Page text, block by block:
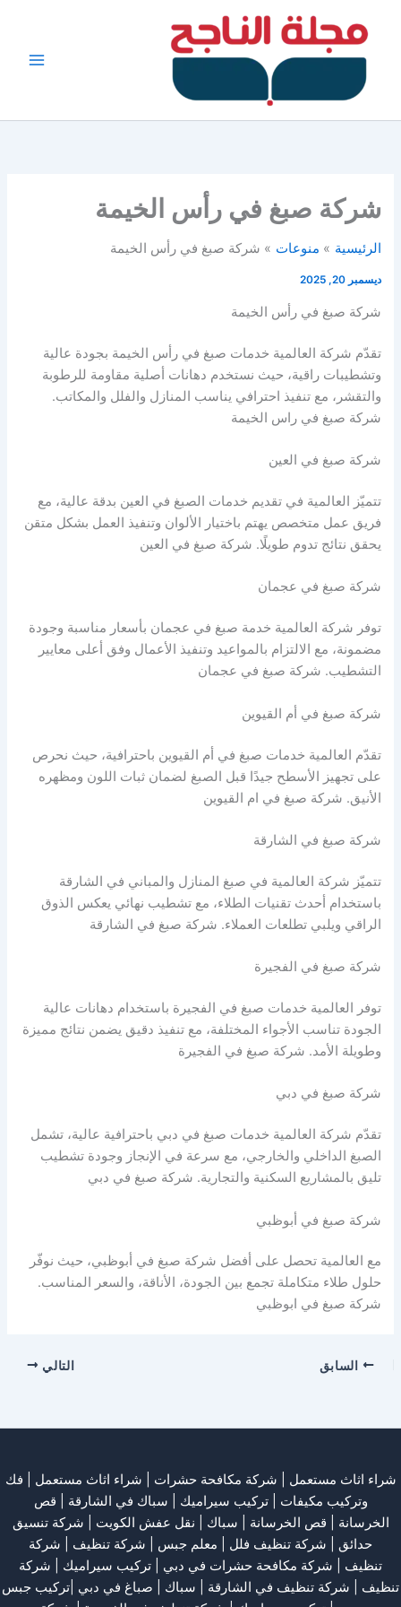
شركة صبغ في رأس الخيمة
الرئيسية منوعات شركة صبغ في رأس الخيمة
ديسمبر 20, 2025
شركة صبغ في رأس الخيمة
تقدّم شركة العالمية خدمات صبغ في رأس الخيمة بجودة عالية
وتشطيبات راقية، حيث نستخدم دهانات أصلية مقاومة للرطوبة
والتقشر، مع تنفيذ احترافي يناسب المنازل والفلل والمكاتب.
شركة صبغ في راس الخيمة
شركة صبغ في العين
تتميّز العالمية في تقديم خدمات الصبغ في العين بدقة عالية، مع
فريق عمل متخصص يهتم باختيار الألوان وتنفيذ العمل بشكل متقن
يحقق نتائج تدوم طويلًا. شركة صبغ في العين
شركة صبغ في عجمان
توفر شركة العالمية خدمة صبغ في عجمان بأسعار مناسبة وجودة
مضمونة، مع الالتزام بالمواعيد وتنفيذ الأعمال وفق أعلى معايير
التشطيب. شركة صبغ في عجمان
شركة صبغ في أم القيوين
تقدّم العالمية خدمات صبغ في أم القيوين باحترافية، حيث نحرص
على تجهيز الأسطح جيدًا قبل الصبغ لضمان ثبات اللون ومظهره
الأنيق. شركة صبغ في ام القيوين
شركة صبغ في الشارقة
تتميّز شركة العالمية في صبغ المنازل والمباني في الشارقة
باستخدام أحدث تقنيات الطلاء، مع تشطيب نهائي يعكس الذوق
الراقي ويلبي تطلعات العملاء. شركة صبغ في الشارقة
شركة صبغ في الفجيرة
توفر العالمية خدمات صبغ في الفجيرة باستخدام دهانات عالية
الجودة تناسب الأجواء المختلفة، مع تنفيذ دقيق يضمن نتائج مميزة
وطويلة الأمد. شركة صبغ في الفجيرة
شركة صبغ في دبي
تقدّم شركة العالمية خدمات صبغ في دبي باحترافية عالية، تشمل
الصبغ الداخلي والخارجي، مع سرعة في الإنجاز وجودة تشطيب
تليق بالمشاريع السكنية والتجارية. شركة صبغ في دبي
شركة صبغ في أبوظبي
مع العالمية تحصل على أفضل شركة صبغ في أبوظبي، حيث نوفّر
حلول طلاء متكاملة تجمع بين الجودة، الأناقة، والسعر المناسب.
شركة صبغ في ابوظبي
السابق التالي
شراء اثاث مستعمل شركة مكافحة حشرات شراء اثاث مستعمل
فك
وتركيب مكيفات | تركيب سيراميك | سباك في الشارقة
قص
الخرسانة | قص الخرسانة | سباك نقل عفش الكويت
شركة تنسيق
حدائق
شركة تنظيف فلل معلم جبس شركة تنظيف
شركة
تنظيف
شركة مكافحة حشرات في دبي تركيب سيراميك
شركة
تنظيف
شركة تنظيف في الشارقة | سباك | صباغ في دبي |تركيب جبس